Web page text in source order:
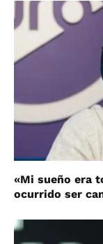
«Mi sueño era
ocurrido ser